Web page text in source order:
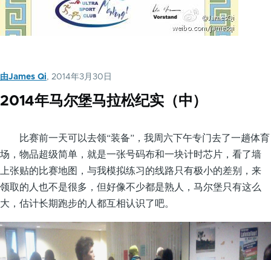
由James Qi, 2014年3月30日
2014年马尔堡马拉松纪实（中）
比赛前一天可以去领“装备”，我周六下午专门去了一趟体育
场，物品超级简单，就是一张号码布和一块计时芯片，看了墙
上张贴的比赛地图，与我模拟练习的线路只有极小的差别，来
领取的人也不是很多，但好像不少都是熟人，马尔堡只有这么
大，估计长期跑步的人都互相认识了吧。